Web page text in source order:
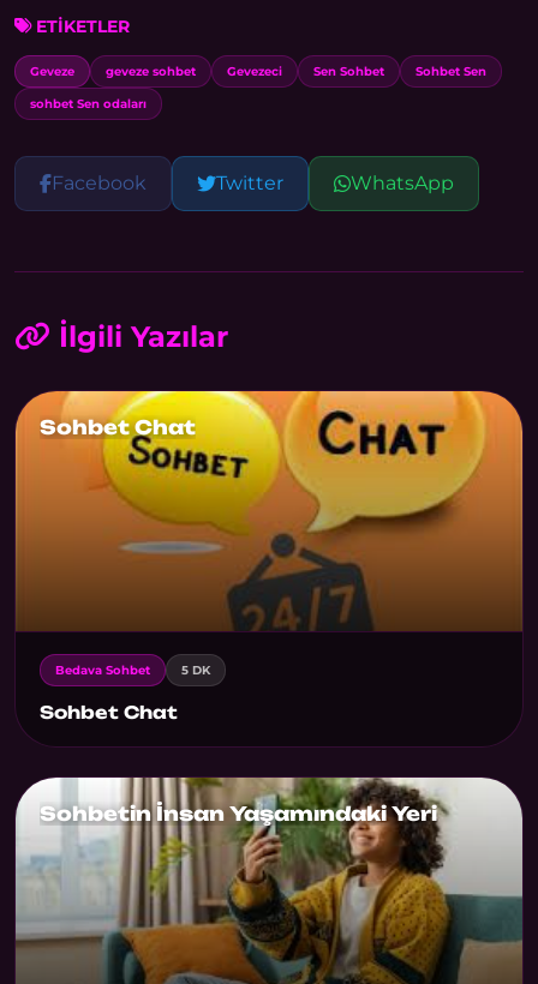
ETİKETLER
Geveze geveze sohbet Gevezeci Sen Sohbet Sohbet Sen
sohbet Sen odaları
Facebook Twitter WhatsApp
İlgili Yazılar
Sohbet Chat
Bedava Sohbet 5 DK
Sohbet Chat
Sohbetin İnsan Yaşamındaki Yeri